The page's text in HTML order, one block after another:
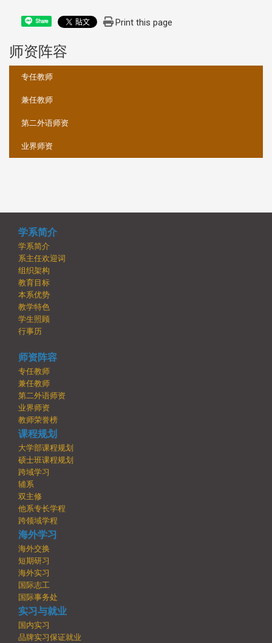
Share Print this page
师资阵容
专任教师
兼任教师
第二外语师资
业界师资
学系简介
学系简介
系主任欢迎词
组织架构
教育目标
本系优势
教学特色
学生照顾
行事历
师资阵容
专任教师
兼任教师
第二外语师资
业界师资
教师荣誉榜
课程规划
大学部课程规划
硕士班课程规划
跨域学习
辅系
双主修
他系专长学程
跨领域学程
海外学习
海外交换
短期研习
海外实习
国际志工
国际事务处
实习与就业
国内实习
品牌实习保证就业